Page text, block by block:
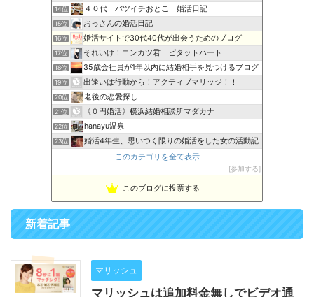
14位 ４０代 バツイチおとこ 婚活日記
15位 おっさんの婚活日記
16位 婚活サイトで30代40代が出会うためのブログ
17位 それいけ！コンカツ君 ピタットハート
18位 35歳会社員が1年以内に結婚相手を見つけるブログ
19位 出逢いは行動から！アクティブマリッジ！！
20位 老後の恋愛探し
21位 《０円婚活》横浜結婚相談所マダカナ
22位 hanayu温泉
23位
婚活4年生、思いつく限りの婚活をした女の活動記
このカテゴリを全て表示
参加する
このブログに投票する
新着記事
マリッシュ
マリッシュは追加料金無しでビデオ通